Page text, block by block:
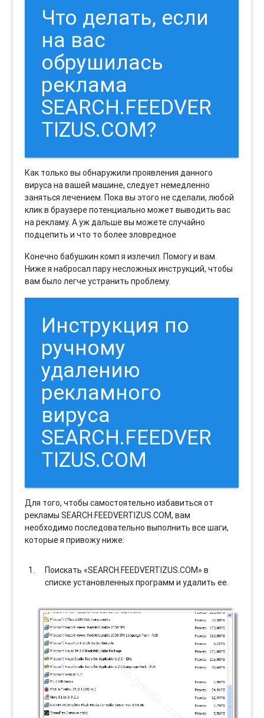
Что делать, если
на вас
обрушилась
реклама
SEARCH.FEEDVER
TIZUS.COM?
Как только вы обнаружили проявления данного
вируса на вашей машине, следует немедленно
заняться лечением. Пока вы этого не сделали, любой
клик в браузере потенциально может выводить вас
на рекламу. А уж дальше вы можете случайно
подцепить и что то более зловредное
Конечно бабушкин комп я излечил. Помогу и вам.
Ниже я набросал пару несложных инструкций, чтобы
вам было легче устранить проблему.
Инструкция по
ручному
удалению
рекламного
вируса
SEARCH.FEEDVER
TIZUS.COM
Для того, чтобы самостоятельно избавиться от
рекламы SEARCH.FEEDVERTIZUS.COM, вам
необходимо последовательно выполнить все шаги,
которые я привожу ниже:
Поискать «SEARCH.FEEDVERTIZUS.COM» в
списке установленных программ и удалить ее.